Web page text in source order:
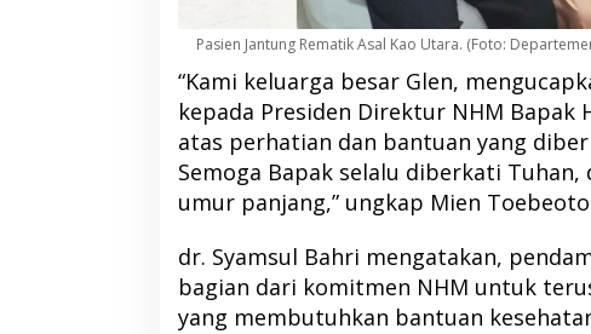
Pasien Jantung Rematik Asal Kao Utara. (Foto:
“Kami keluarga besar Glen,
kepada Presiden Direktur NHM Bapak
atas perhatian dan bantuan yang
Semoga Bapak selalu diberkati
umur panjang,” ungkap Mien
dr. Syamsul Bahri mengatakan,
bagian dari komitmen NHM untuk
yang membutuhkan bantuan